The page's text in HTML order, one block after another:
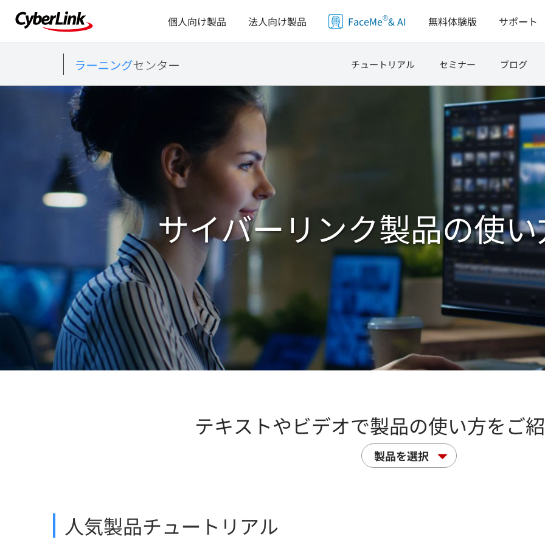
個人向け製品 法人向け製品 FaceMe®& AI 無料体験版 サポート
チュートリアル セミナー ブログ
サイバーリンク製品の使
テキストやビデオで製品の使い方をご
製品を選択
人気製品チュートリアル